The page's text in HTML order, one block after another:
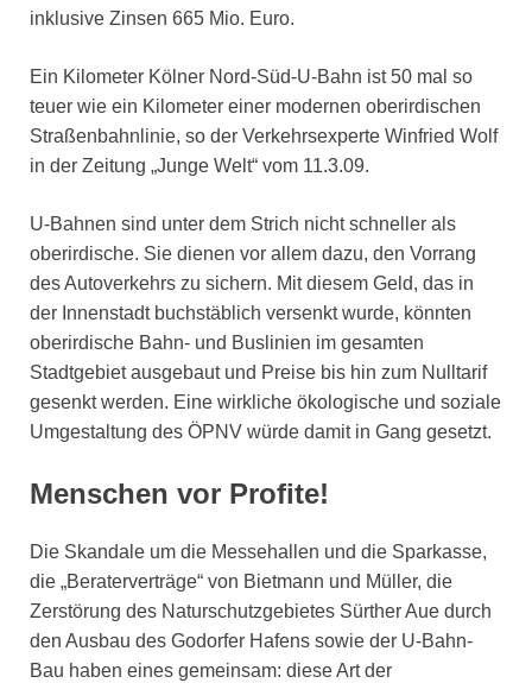
inklusive Zinsen 665 Mio. Euro.
Ein Kilometer Kölner Nord-Süd-U-Bahn ist 50 mal so
teuer wie ein Kilometer einer modernen oberirdischen
Straßenbahnlinie, so der Verkehrsexperte Winfried Wolf
in der Zeitung „Junge Welt“ vom 11.3.09.
U-Bahnen sind unter dem Strich nicht schneller als
oberirdische. Sie dienen vor allem dazu, den Vorrang
des Autoverkehrs zu sichern. Mit diesem Geld, das in
der Innenstadt buchstäblich versenkt wurde, könnten
oberirdische Bahn- und Buslinien im gesamten
Stadtgebiet ausgebaut und Preise bis hin zum Nulltarif
gesenkt werden. Eine wirkliche ökologische und soziale
Umgestaltung des ÖPNV würde damit in Gang gesetzt.
Menschen vor Profite!
Die Skandale um die Messehallen und die Sparkasse,
die „Beraterverträge“ von Bietmann und Müller, die
Zerstörung des Naturschutzgebietes Sürther Aue durch
den Ausbau des Godorfer Hafens sowie der U-Bahn-
Bau haben eines gemeinsam: diese Art der